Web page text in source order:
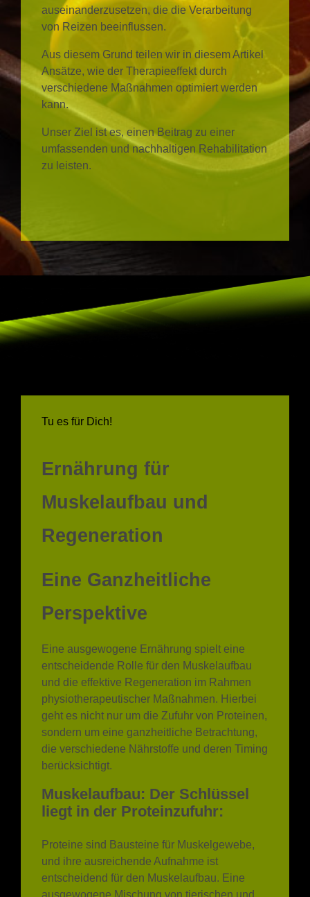
auseinanderzusetzen, die die Verarbeitung
von Reizen beeinflussen.
Aus diesem Grund teilen wir in diesem Artikel
Ansätze, wie der Therapieeffekt durch
verschiedene Maßnahmen optimiert werden
kann.
Unser Ziel ist es, einen Beitrag zu einer
umfassenden und nachhaltigen Rehabilitation
zu leisten.
Tu es für Dich!
Ernährung für
Muskelaufbau und
Regeneration
Eine Ganzheitliche
Perspektive
Eine ausgewogene Ernährung spielt eine
entscheidende Rolle für den Muskelaufbau
und die effektive Regeneration im Rahmen
physiotherapeutischer Maßnahmen. Hierbei
geht es nicht nur um die Zufuhr von Proteinen,
sondern um eine ganzheitliche Betrachtung,
die verschiedene Nährstoffe und deren Timing
berücksichtigt.
Muskelaufbau: Der Schlüssel
liegt in der Proteinzufuhr:
Proteine sind Bausteine für Muskelgewebe,
und ihre ausreichende Aufnahme ist
entscheidend für den Muskelaufbau. Eine